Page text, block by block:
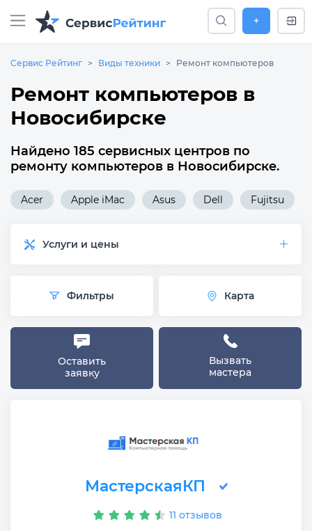
+
Сервис Рейтинг Виды техники Ремонт компьютеров
Ремонт компьютеров в
Новосибирске
Найдено 185 сервисных центров по
ремонту компьютеров в Новосибирске.
Acer Apple iMac Asus Dell Fujitsu
Услуги и цены
Фильтры Карта
Оставить
заявку
Вызвать
мастера
МастерскаяКП
11 отзывов